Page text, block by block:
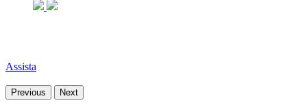
Assista
Previous Next